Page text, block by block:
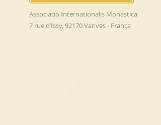
Associatio Internationalis Monastica
7 rue d’Issy, 92170 Vanves - França